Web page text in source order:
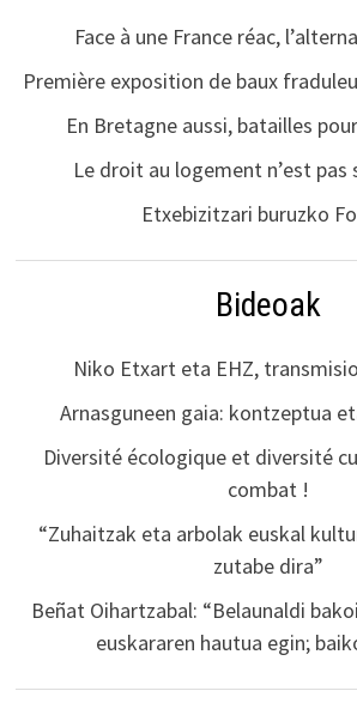
Face à une France réac,
Première exposition de baux
En Bretagne aussi, batailles
Le droit au logement n’est pas
Etxebizitzari buruzko
Bideoak
Niko Etxart eta EHZ,
Arnasguneen gaia: kontzeptua
Diversité écologique et diversité
combat !
“Zuhaitzak eta arbolak euskal
zutabe dira”
Beñat Oihartzabal: “Belaunaldi
euskararen hautua egin;